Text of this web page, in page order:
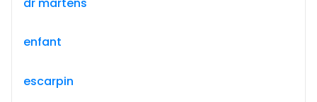
enfant
escarpin